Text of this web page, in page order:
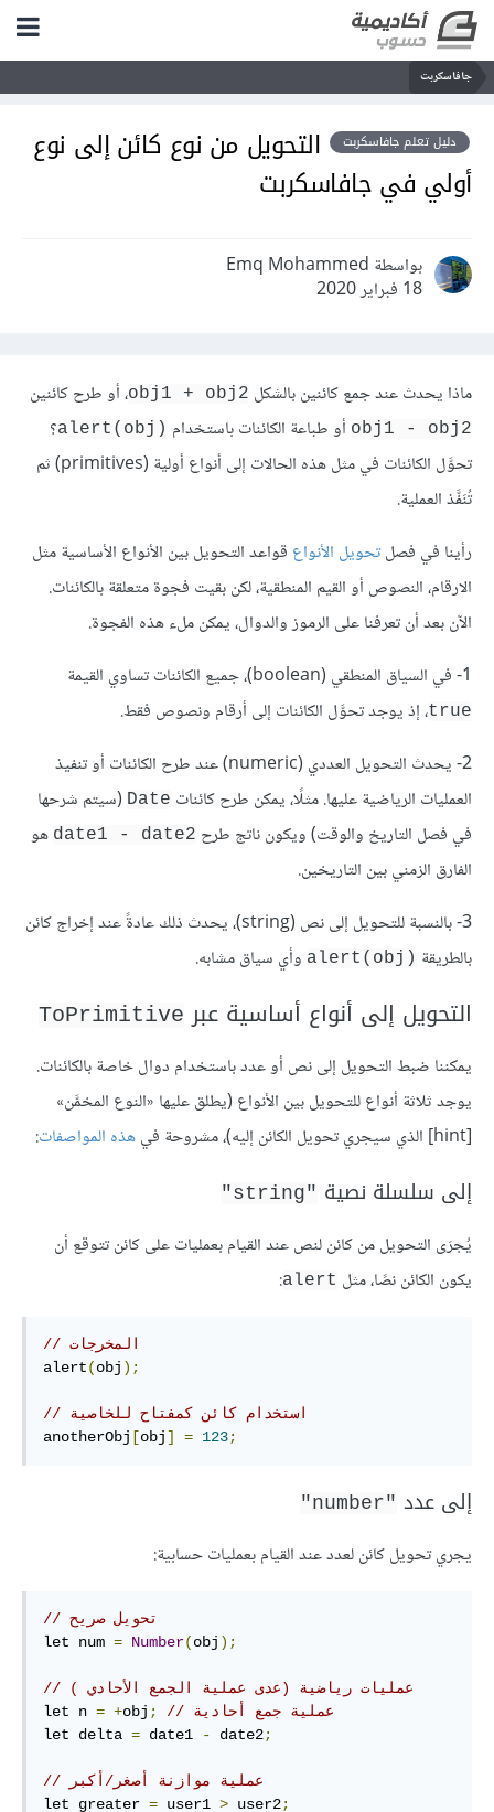
جافاسكربت
دليل تعلم جافاسكربت
التحويل من نوع كائن إلى نوع
أولي في جافاسكربت
بواسطة Emq Mohammed
18 فبراير 2020
ماذا يحدث عند جمع كائنين بالشكل obj1 + obj2، أو طرح كائنين
obj1 - obj2 أو طباعة الكائنات باستخدام alert(obj)‎؟
تحوَّل الكائنات في مثل هذه الحالات إلى أنواع أولية (primitives) ثم
تُنَفَّذ العملية.
رأينا في فصلتحويل الأنواع قواعد التحويل بين الأنواع الأساسية مثل
الارقام، النصوص أو القيم المنطقية، لكن بقيت فجوة متعلقة بالكائنات.
الآن بعد أن تعرفنا على الرموز والدوال، يمكن ملء هذه الفجوة.
1- في السياق المنطقي (boolean)، جميع الكائنات تساوي القيمة
true، إذ يوجد تحوَّل الكائنات إلى أرقام ونصوص فقط.
2- يحدث التحويل العددي (numeric) عند طرح الكائنات أو تنفيذ
العمليات الرياضية عليها. مثلًا، يمكن طرح كائنات Date (سيتم شرحها
في فصل التاريخ والوقت) ويكون ناتج طرح date1 - date2 هو
الفارق الزمني بين التاريخين.
3- بالنسبة للتحويل إلى نص (string)، يحدث ذلك عادةً عند إخراج كائن
بالطريقة alert(obj)‎ وأي سياق مشابه.
التحويل إلى أنواع أساسية عبر ToPrimitive
يمكننا ضبط التحويل إلى نص أو عدد باستخدام دوال خاصة بالكائنات.
يوجد ثلاثة أنواع للتحويل بين الأنواع (يطلق عليها «النوع المخمَّن»
[hint] الذي سيجري تحويل الكائن إليه)، مشروحة في
هذه المواصفات:
إلى سلسلة نصية "string"
يُجرَى التحويل من كائن لنص عند القيام بعمليات على كائن تتوقع أن
يكون الكائن نصًا، مثل alert
:
// المخرجات
alert(obj );
// استخدام كائن كمفتاح للخاصية
anotherObj [obj] = 123;
إلى عدد "number"
يجري تحويل كائن لعدد عند القيام بعمليات حسابية:
// تحويل صريح
let num = Number(obj );
// ( عمليات رياضية (عدى عملية الجمع الأحادي
let n = +obj ;
// عملية جمع أحادية
let delta = date1 - date2;
// عملية موازنة أصغر/أكبر
let greater = user1 > user2;